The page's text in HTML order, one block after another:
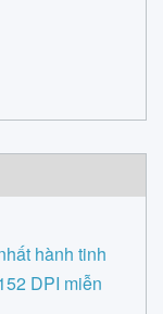
hành tinh
DPI miễn